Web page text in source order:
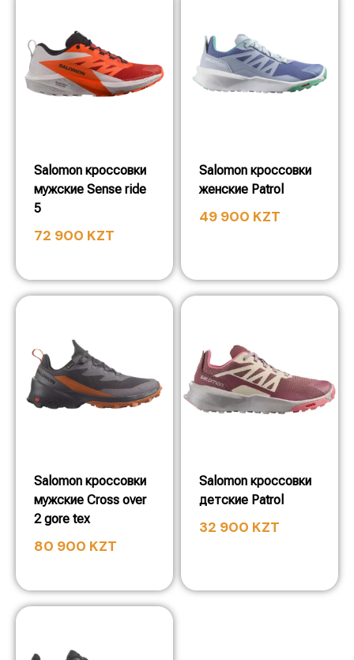
Salomon кроссовки
мужские Sense ride
5
72 900 KZT
Salomon кроссовки
женские Patrol
49 900 KZT
Salomon кроссовки
мужские Cross over
2 gore tex
80 900 KZT
Salomon кроссовки
детские Patrol
32 900 KZT